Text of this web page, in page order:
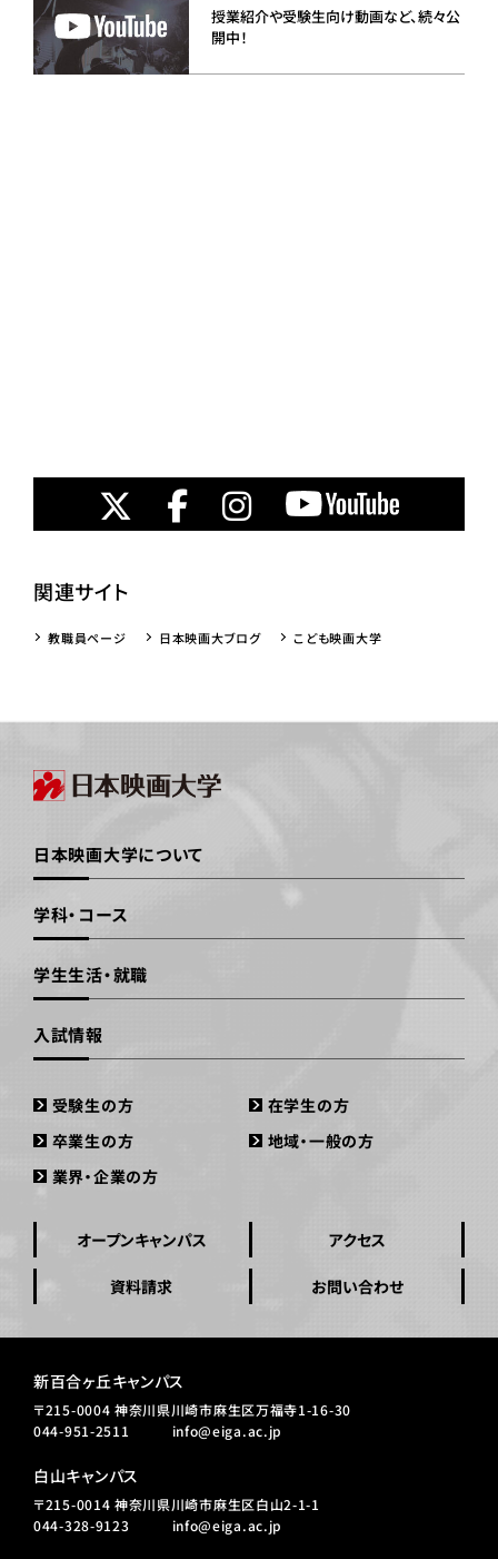
授業紹介や受験生向け動画など、続々公
開中！
関連サイト
教職員ページ 日本映画大ブログ こども映画大学
日本映画大学について
学科・コース
学生生活・就職
入試情報
受験生の方
在学生の方
卒業生の方
地域・一般の方
業界・企業の方
オープンキャンパス アクセス
資料請求 お問い合わせ
新百合ヶ丘キャンパス
〒215-0004 神奈川県川崎市麻生区万福寺1-16-30
044-951-2511
info@eiga.ac.jp
白山キャンパス
〒215-0014 神奈川県川崎市麻生区白山2-1-1
044-328-9123
info@eiga.ac.jp